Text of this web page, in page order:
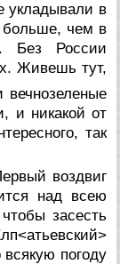
укладывали в
больше, чем в
Без России
Живешь тут,
вечнозеленые
и никакой от
так
воздвиг
над всею
засесть
погоду